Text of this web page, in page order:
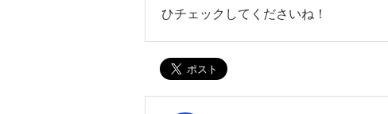
ひチェックしてくださいね！